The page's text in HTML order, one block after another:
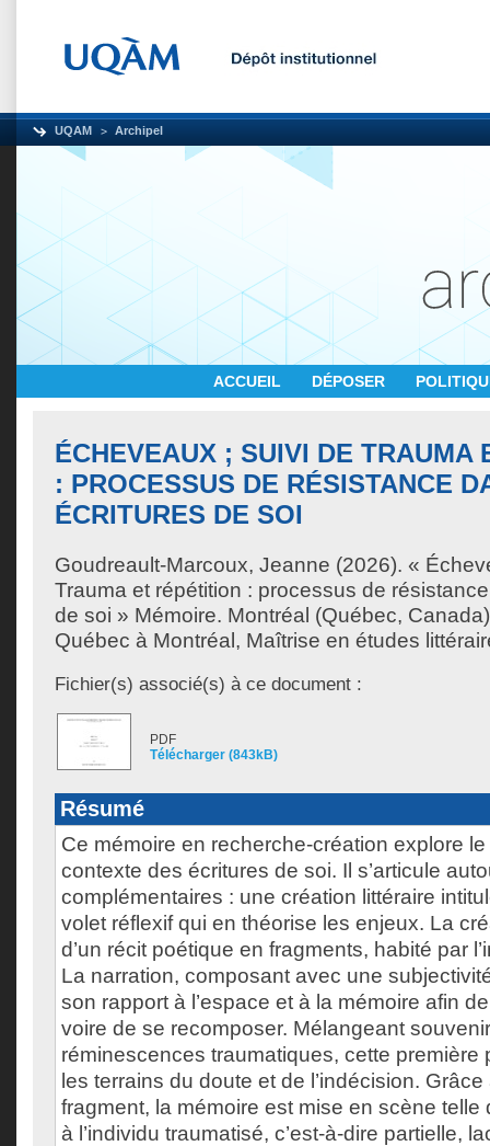
UQAM Archipel
ACCUEIL DÉPOSER
ÉCHEVEAUX ; SUIVI DE TRAUMA
: PROCESSUS DE RÉSISTANCE
ÉCRITURES DE SOI
Goudreault-Marcoux, Jeanne (2026). «
Trauma et répétition : processus de
de soi » Mémoire. Montréal (Québec,
Québec à Montréal, Maîtrise en études
Fichier(s) associé(s) à ce document :
PDF
Télécharger (843kB)
Résumé
Ce mémoire en recherche-création explore
contexte des écritures de soi. Il s’articule
complémentaires : une création littéraire
volet réflexif qui en théorise les enjeux. La
d’un récit poétique en fragments, habité par
La narration, composant avec une
son rapport à l’espace et à la mémoire afin
voire de se recomposer. Mélangeant
réminescences traumatiques, cette première
les terrains du doute et de l’indécision.
fragment, la mémoire est mise en scène telle
à l’individu traumatisé, c’est-à-dire partielle,